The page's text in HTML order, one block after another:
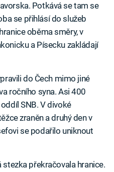
Potkává se tam se
se přihlásí do služeb
oběma směry, v
a Písecku zakládají
do Čech mimo jiné
ročního syna. Asi 400
SNB. V divoké
zraněn a druhý den v
se podařilo uniknout
překračovala hranice.